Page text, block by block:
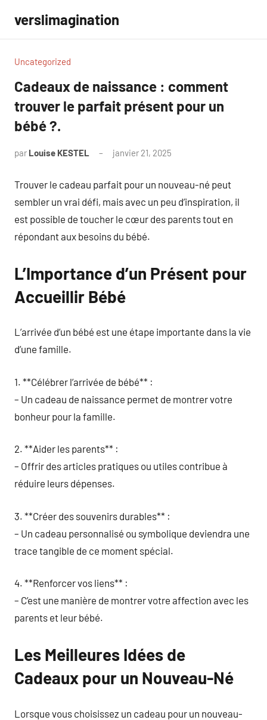
contenu
verslimagination
Uncategorized
Cadeaux de naissance : comment
trouver le parfait présent pour un
bébé ?.
par Louise KESTEL janvier 21, 2025
Trouver le cadeau parfait pour un nouveau-né peut
sembler un vrai défi, mais avec un peu d’inspiration, il
est possible de toucher le cœur des parents tout en
répondant aux besoins du bébé.
L’Importance d’un Présent pour
Accueillir Bébé
L’arrivée d’un bébé est une étape importante dans la vie
d’une famille.
1. **Célébrer l’arrivée de bébé** :
– Un cadeau de naissance permet de montrer votre
bonheur pour la famille.
2. **Aider les parents** :
– Offrir des articles pratiques ou utiles contribue à
réduire leurs dépenses.
3. **Créer des souvenirs durables** :
– Un cadeau personnalisé ou symbolique deviendra une
trace tangible de ce moment spécial.
4. **Renforcer vos liens** :
– C’est une manière de montrer votre affection avec les
parents et leur bébé.
Les Meilleures Idées de
Cadeaux pour un Nouveau-Né
Lorsque vous choisissez un cadeau pour un nouveau-